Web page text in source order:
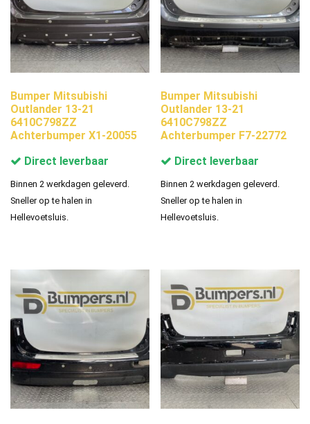
Bumper Mitsubishi
Outlander 13-21
6410C798ZZ
Achterbumper X1-20055
Direct leverbaar
Binnen 2 werkdagen geleverd.
Sneller op te halen in
Hellevoetsluis.
Bumper Mitsubishi
Outlander 13-21
6410C798ZZ
Achterbumper F7-22772
Direct leverbaar
Binnen 2 werkdagen geleverd.
Sneller op te halen in
Hellevoetsluis.